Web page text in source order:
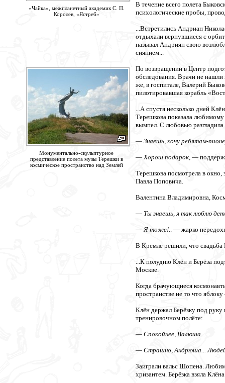
«Чайка», межпланетный академик С. П.
Королев, «Ястреб»
Монументально-скульптурное
представление полета музы Терешки в
космическое пространство над Землей
В течение всего полета
психологические пробы,
...Встретились Андриан
отдыхали вернувшиеся с
называл Андриян свою
сиянием...
По возвращении в Центр
обследования. Врачи не нашли
же, в госпитале, Валерий
пилотировавшая корабль
...А спустя несколько дней
Терешкова показала
вымпел. С любовью
— Знаешь, хочу ребятам-
—Хорош подарок, —
Терешкова посмотрела в
Павла Поповича.
Валентина Владимировна,
— Ты знаешь, я так люблю
—Я тоже!.. — жарко
В Кремле решили, что свадьба
...К полудню Клён и Берёза
Москве.
Когда брачующиеся
пространстве не то что
Клён держал Берёзку под руку
тренировочном полёте:
— Спокойнее, Валюша...
— Страшно, Андрюша...
Заиграли вальс Шопена.
хризантем. Берёзка взяла